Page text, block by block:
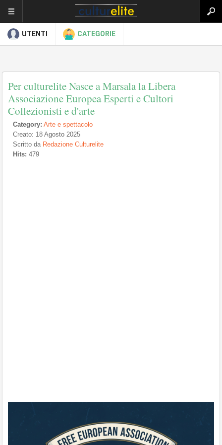
UTENTI CATEGORIE
Per culturelite Nasce a Marsala la Libera
Associazione Europea Esperti e Cultori
Collezionisti e d'arte
Category: Arte e spettacolo
Creato: 18 Agosto 2025
Scritto da Redazione Culturelite
Hits: 479